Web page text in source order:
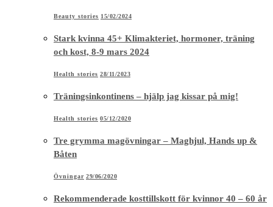
Beauty stories 15/02/2024
Stark kvinna 45+ Klimakteriet, hormoner, träning
och kost, 8-9 mars 2024
Health stories 28/11/2023
Träningsinkontinens – hjälp jag kissar på mig!
Health stories 05/12/2020
Tre grymma magövningar – Maghjul, Hands up &
Båten
Övningar 29/06/2020
Rekommenderade kosttillskott för kvinnor 40 – 60 år